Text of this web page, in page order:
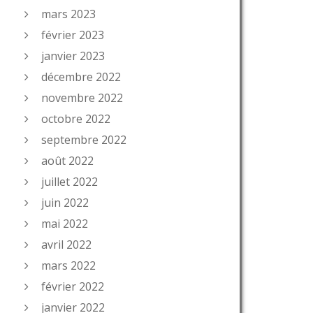
mars 2023
février 2023
janvier 2023
décembre 2022
novembre 2022
octobre 2022
septembre 2022
août 2022
juillet 2022
juin 2022
mai 2022
avril 2022
mars 2022
février 2022
janvier 2022